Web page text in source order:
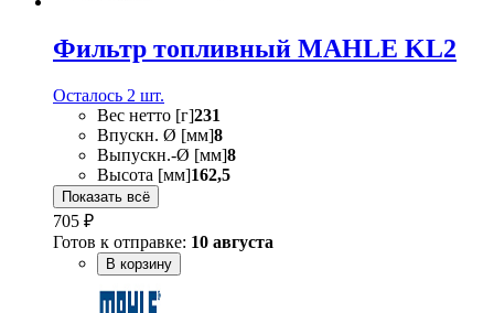
Фильтр топливный MAHLE KL2
Осталось 2 шт.
Вес нетто [г]231
Впускн. Ø [мм]8
Выпускн.-Ø [мм]8
Высота [мм]162,5
Показать всё
705 ₽
Готов к отправке: 10 августа
В корзину